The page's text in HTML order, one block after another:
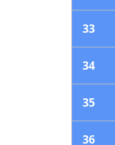
33
34
35
36